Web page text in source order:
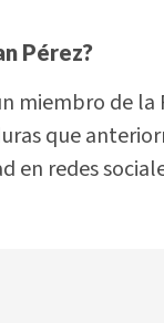
Pérez?
miembro de la
que
en redes